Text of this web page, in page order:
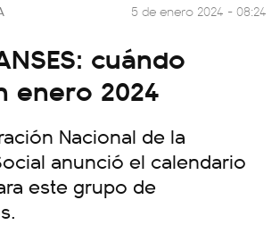
5 de enero 2024 - 08:24
cuándo
enero 2024
Nacional de la
anunció el calendario
este grupo de